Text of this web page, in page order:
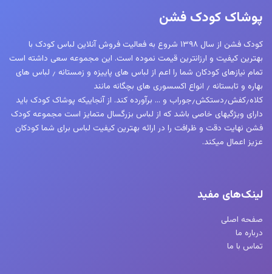
ها
است
در
صفحه
محصول
انتخاب
شوند
پوشاک کودک فشن
کودک فشن از سال ۱۳۹۸ شروع به فعالیت فروش آنلاین لباس کودک با
بهترین کیفیت و ارزانترین قیمت نموده است. این مجموعه سعی داشته است
تمام نیازهای کودکان شما را اعم از لباس های پاییزه و زمستانه ٫ لباس های
بهاره و تابستانه ٫ انواع اکسسوری های بچگانه مانند
کلاه٫کفش٫دستکش٫جوراب و … برآورده کند. از آنجاییکه پوشاک کودک باید
دارای ویژگیهای خاصی باشد که از لباس بزرگسال متمایز است مجموعه کودک
فشن نهایت دقت و ظرافت را در ارائه بهترین کیفیت لباس برای شما کودکان
عزیز اعمال میکند.
لینک‌های مفید
صفحه اصلی
درباره ما
تماس با ما